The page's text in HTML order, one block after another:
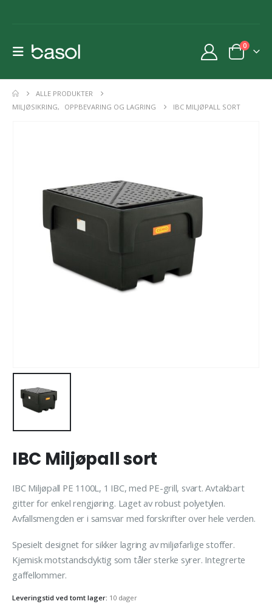
0
ALLE PRODUKTER
MILJØSIKRING, OPPBEVARING OG LAGRING IBC MILJØPALL SORT
IBC Miljøpall sort
IBC Miljøpall PE 1100L, 1 IBC, med PE-grill, svart. Avtakbart
gitter for enkel rengjøring. Laget av robust polyetylen.
Avfallsmengden er i samsvar med forskrifter over hele verden.
Spesielt designet for sikker lagring av miljøfarlige stoffer.
Kjemisk motstandsdyktig som tåler sterke syrer. Integrerte
gaffellommer.
Leveringstid ved tomt lager: 10 dager